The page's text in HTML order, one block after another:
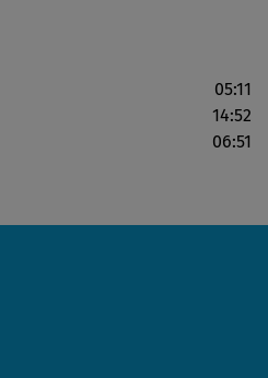
05:11
14:52
06:51